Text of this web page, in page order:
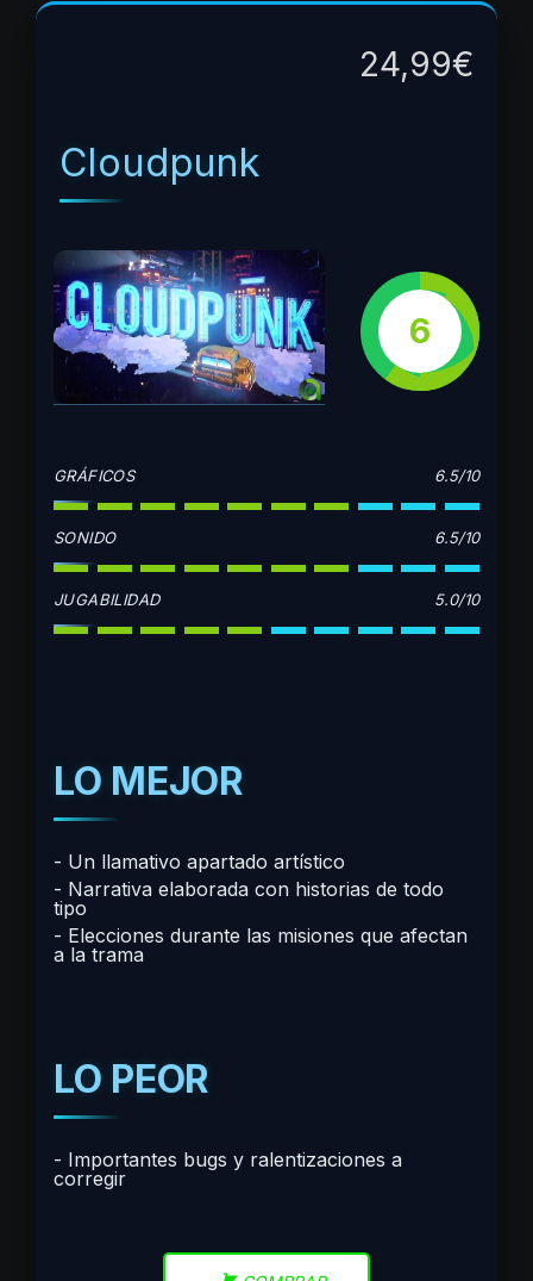
Cloudpunk
24,99€
6
GRÁFICOS 6.5/10
SONIDO 6.5/10
JUGABILIDAD 5.0/10
LO MEJOR
Un llamativo apartado artístico
Narrativa elaborada con historias de todo
tipo
Elecciones durante las misiones que afectan
a la trama
LO PEOR
Importantes bugs y ralentizaciones a
corregir